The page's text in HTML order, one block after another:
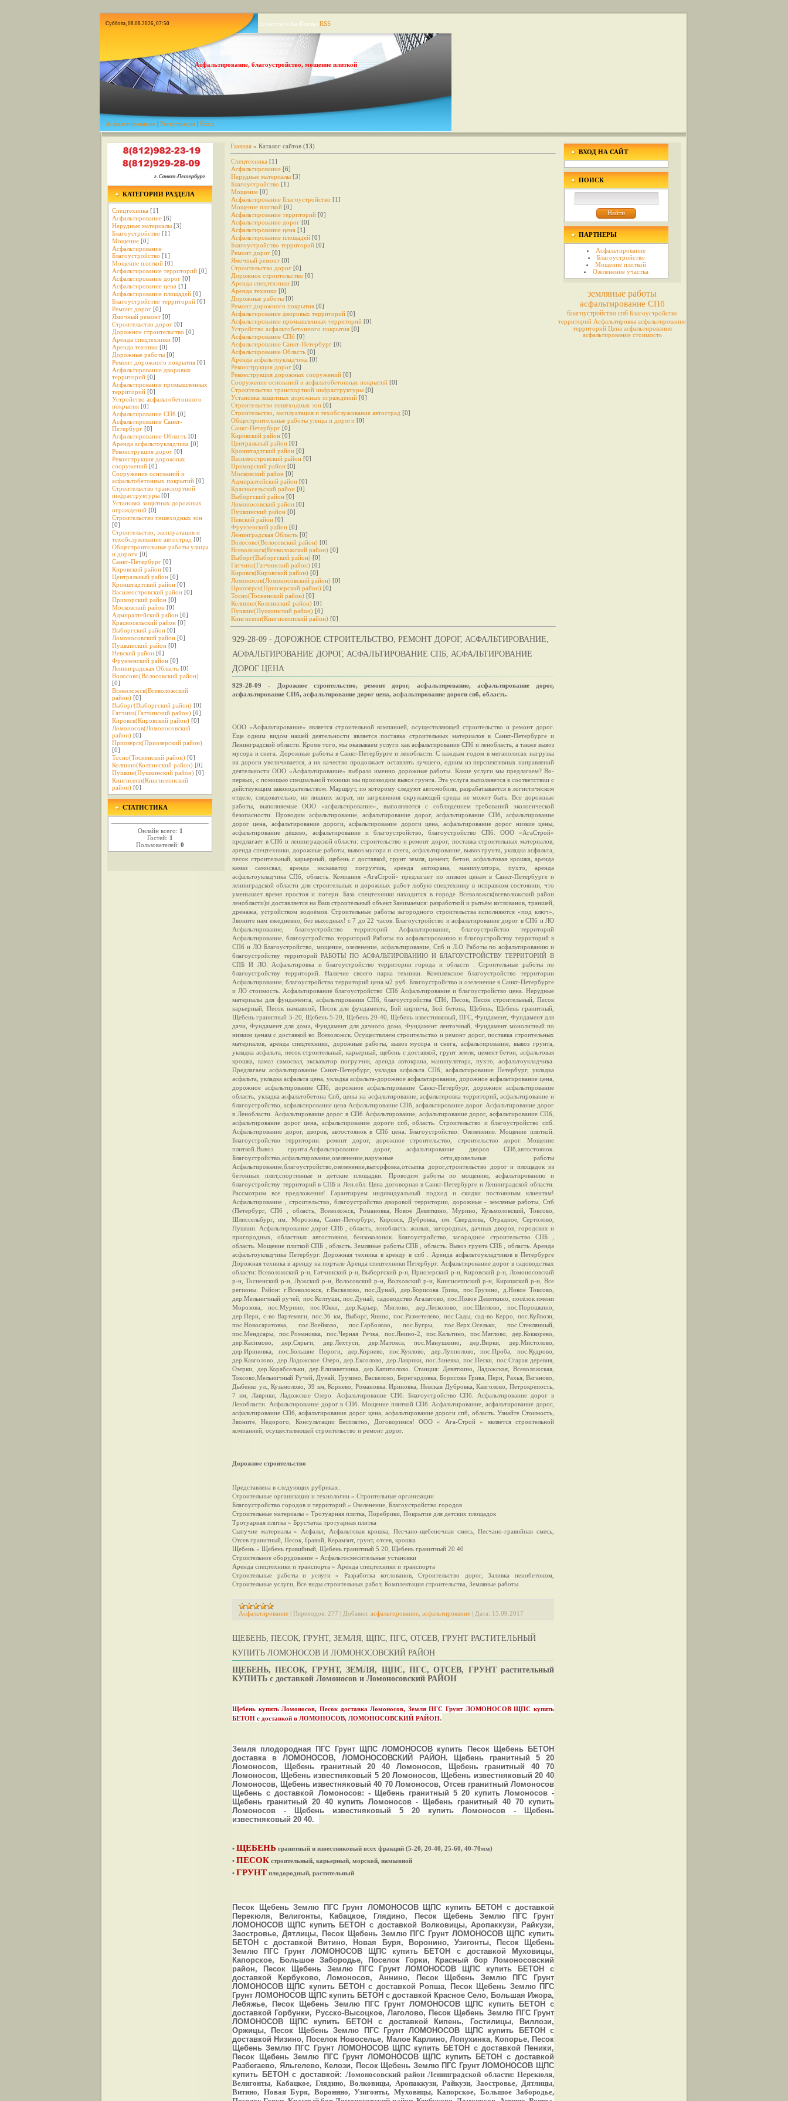
Суббота, 08.08.2026, 07:50 Приветствую Вас Гость RSS
Асфальтирование, благоустройство, мощение плиткой
Асфальтирование | Регистрация | Вход
КАТЕГОРИИ РАЗДЕЛА
Спецтехника [1]
Асфальтирование [6]
Нерудные материалы [3]
Благоустройство [1]
Мощение [0]
Асфальтирование
Благоустройство [1]
Мощение плиткой [0]
Асфальтирование территорий [0]
Асфальтирование дорог [0]
Асфальтирование цена [1]
Асфальтирование площадей [0]
Благоустройство территорий [0]
Ремонт дорог [0]
Ямочный ремонт [0]
Строительство дорог [0]
Дорожное строительство [0]
Аренда спецтехники [0]
Аренда техники [0]
Дорожные работы [0]
Ремонт дорожного покрытия [0]
Асфальтирование дворовых
территорий [0]
Асфальтирование промышленных
территорий [0]
Устройство асфальтобетонного
покрытия [0]
Асфальтирование СПб [0]
Асфальтирование Санкт-
Петербург [0]
Асфальтирование Область [0]
Аренда асфальтоукладчика [0]
Реконструкция дорог [0]
Реконструкция дорожных
сооружений [0]
Сооружение оснований и
асфальтобетонных покрытий [0]
Строительство транспортной
инфраструктуры [0]
Установка защитных дорожных
ограждений [0]
Строительство пешеходных зон
[0]
Строительство, эксплуатация и
техобслуживание автострад [0]
Общестроительные работы улицы
и дороги [0]
Санкт-Петербург [0]
Кирoвский рaйон [0]
Центральный рaйон [0]
Кронштадтский рaйон [0]
Василеостровский район [0]
Приморский рaйон [0]
Московский рaйон [0]
Адмиралтейский рaйон [0]
Красносельский рaйон [0]
Выборгский рaйон [0]
Ломоносовский рaйон [0]
Пушкинский рaйон [0]
Невский рaйон [0]
Фрунзенский рaйон [0]
Ленинградская Область [0]
Волосово(Волосовский район)
[0]
Всеволожск(Всеволожский
район) [0]
Выборг(Выборгский район) [0]
Гатчина(Гатчинский район) [0]
Кировск(Кировский район) [0]
Ломоносов(Ломоносовский
район) [0]
Приозерск(Приозерский район)
[0]
Тосно(Тосненский район) [0]
Колпино(Колпинский район) [0]
Пушкин(Пушкинский район) [0]
Кингисепп(Кингисеппский
район) [0]
СТАТИСТИКА
Онлайн всего: 1
Гостей: 1
Пользователей: 0
ВХОД НА САЙТ
ПОИСК
ПАРТНЕРЫ
Асфальтирование
Благоустройство
Мощение плиткой
Озеленение участка
Главная » Каталог сайтов (13)
Спецтехника [1]
Асфальтирование [6]
Нерудные материалы [3]
Благоустройство [1]
Мощение [0]
Асфальтирование Благоустройство [1]
Мощение плиткой [0]
Асфальтирование территорий [0]
Асфальтирование дорог [0]
Асфальтирование цена [1]
Асфальтирование площадей [0]
Благоустройство территорий [0]
Ремонт дорог [0]
Ямочный ремонт [0]
Строительство дорог [0]
Дорожное строительство [0]
Аренда спецтехники [0]
Аренда техники [0]
Дорожные работы [0]
Ремонт дорожного покрытия [0]
Асфальтирование дворовых территорий [0]
Асфальтирование промышленных территорий [0]
Устройство асфальтобетонного покрытия [0]
Асфальтирование СПб [0]
Асфальтирование Санкт-Петербург [0]
Асфальтирование Область [0]
Аренда асфальтоукладчика [0]
Реконструкция дорог [0]
Реконструкция дорожных сооружений [0]
Сооружение оснований и асфальтобетонных покрытий [0]
Строительство транспортной инфраструктуры [0]
Установка защитных дорожных ограждений [0]
Строительство пешеходных зон [0]
Строительство, эксплуатация и техобслуживание автострад [0]
Общестроительные работы улицы и дороги [0]
Санкт-Петербург [0]
Кирoвский рaйон [0]
Центральный рaйон [0]
Кронштадтский рaйон [0]
Василеостровский район [0]
Приморский рaйон [0]
Московский рaйон [0]
Адмиралтейский рaйон [0]
Красносельский рaйон [0]
Выборгский рaйон [0]
Ломоносовский рaйон [0]
Пушкинский рaйон [0]
Невский рaйон [0]
Фрунзенский рaйон [0]
Ленинградская Область [0]
Волосово(Волосовский район) [0]
Всеволожск(Всеволожский район) [0]
Выборг(Выборгский район) [0]
Гатчина(Гатчинский район) [0]
Кировск(Кировский район) [0]
Ломоносов(Ломоносовский район) [0]
Приозерск(Приозерский район) [0]
Тосно(Тосненский район) [0]
Колпино(Колпинский район) [0]
Пушкин(Пушкинский район) [0]
Кингисепп(Кингисеппский район) [0]
929-28-09 - ДОРОЖНОЕ СТРОИТЕЛЬСТВО, РЕМОНТ ДОРОГ, АСФАЛЬТИРОВАНИЕ,
АСФАЛЬТИРОВАНИЕ ДОРОГ, АСФАЛЬТИРОВАНИЕ СПБ, АСФАЛЬТИРОВАНИЕ
ДОРОГ ЦЕНА
929-28-09 - Дорожное строительство, ремонт дорог, асфальтирование, асфальтирование дорог,
асфальтирование СПб, асфальтирование дорог цена, асфальтирование дороги спб, область.
ООО «Aсфальтирование» является строительной компанией, осуществляющей строительство и ремонт дорог.
Еще одним видом нашей деятельности является поставка строительных материалов в Санкт-Петербурге и
Ленинградской области. Кроме того, мы оказываем услуги как асфальтирование СПб и ленобласть, а также вывоз
мусора и снега. Дорожные работы в Санкт-Петербурге и ленобласти. С каждым годом в мегаполисах нагрузка
на дороги увеличивается, а их качество продолжает оставлять лучшего, одним из перспективных направлений
деятельности ООО «Aсфальтирование» выбрало именно дорожные работы. Какие услуги мы предлагаем? Во-
первых, с помощью специальной техники мы производим вывоз грунта. Эта услуга выполняется в соответствии с
действующим законодательством. Маршрут, по которому следуют автомобили, разрабатывается в логистическом
отделе, следовательно, ни лишних затрат, ни загрязнения окружающей среды не может быть. Все дорожные
работы, выполняемые ООО «асфальтирование», выполняются с соблюдением требований экологической
безопасности. Проводим асфальтирование, асфальтирование дорог, асфальтирование СПб, асфальтирование
дорог цена, асфальтирование дороги, асфальтирование дороги цена, асфальтирование дорог низкие цены,
асфальтирование дёшево, асфальтирование и благоустройство, благоустройство СПб. ООО «АгаСтрой»
предлагает в СПб и ленинградской области: строительство и ремонт дорог, поставка строительных материалов,
аренда спецтехники, дорожные работы, вывоз мусора и снега, асфальтирование, вывоз грунта, укладка асфальта,
песок строительный, карьерный, щебень с доставкой, грунт земля, цемент, бетон, асфальтовая крошка, аренда
камаз самосвал, аренда экскаватор погрузчик, аренда автокрана, манипулятора, пухто, аренда
асфальтоукладчика СПб, область. Компания «АгаСтрой» предлагает по низким ценам в Санкт-Петербурге и
ленинградской области для строительных и дорожных работ любую спецтехнику в исправном состоянии, что
уменьшает время простоя и потери. База спецтехники находится в городе Всеволожск(всеволожский район
ленобласти)и доставляется на Ваш строительный объект.Занимаемся: разработкой и рытьём котлованов, траншей,
дренажа, устройством водоёмов. Строительные работы загородного строительства исполняются «под ключ»,
Звоните нам ежедневно, без выходных! с 7 до 22 часов. Благоустройство и асфальтирование дорог в СПб и ЛО
Асфальтирование, благоустройство территорий Асфальтирование, благоустройство территорий
Асфальтирование, благоустройство территорий Работы по асфальтированию и благоустройству территорий в
СПб и ЛО Благоустройство, мощение, озеленение, асфальтирование, Спб и Л.О Работы по асфальтированию и
благоустройству территорий РАБОТЫ ПО АСФАЛЬТИРОВАНИЮ И БЛАГОУСТРОЙСТВУ ТЕРРИТОРИЙ В
СПБ И ЛО. Асфальтировка и благоустройство территории города и области . Строительные работы по
благоустройству территорий. Наличие своего парка техники. Комплексное благоустройство территории
Асфальтирование, благоустройство территорий цена м2 руб. Благоустройство и озеленение в Санкт-Петербурге
и ЛО стоимость. Асфальтирование благоустройство СПб Асфальтирование и благоустройство цена. Нерудные
материалы для фундамента, асфальтирования СПб, благоустройства СПб, Песок, Песок строительный, Песок
карьерный, Песок намывной, Песок для фундамента, Бой кирпича, Бой бетона, Щебень, Щебень гранитный,
Щебень гранитный 5-20, Щебень 5-20, Щебень 20-40, Щебень известняковый, ПГС, Фундамент, Фундамент для
дачи, Фундамент для дома, Фундамент для дачного дома, Фундамент ленточный, Фундамент монолитный по
низким ценам с доставкой во Всеволожск. Осуществляем строительство и ремонт дорог, поставка строительных
материалов, аренда спецтехники, дорожные работы, вывоз мусора и снега, асфальтирование, вывоз грунта,
укладка асфальта, песок строительный, карьерный, щебень с доставкой, грунт земля, цемент бетон, асфальтовая
крошка, камаз самосвал, экскаватор погрузчик, аренда автокрана, манипулятора, пухто, асфальтоукладчика.
Предлагаем асфальтирование Санкт-Петербург, укладка асфальта СПб, асфальтирование Петербург, укладка
асфальта, укладка асфальта цена, укладка асфальта-дорожное асфальтирование, дорожное асфальтирование цена,
дорожное асфальтирование СПб, дорожное асфальтирование Санкт-Петербург, дорожное асфальтирование
область, укладка асфальтобетона Спб, цены на асфальтирование, асфальтировка территорий, асфальтирование и
благоустройство, асфальтирование цена Асфальтирование СПб, асфальтирование дорог. Асфальтирование дорог
в Ленобласти. Асфальтирование дорог в СПб Асфальтирование, асфальтирование дорог, асфальтирование СПб,
асфальтирование дорог цена, асфальтирование дороги спб, область. Строительство и благоустройство спб.
Асфальтирование дорог, дворов, автостоянок в СПб цена. Благоустройство. Озеленение. Мощение плиткой.
Благоустройство территории. ремонт дорог, дорожное строительство, строительство дорог. Мощение
плиткой.Вывоз грунта.Асфальтирование дорог, асфальтирование дворов СПб,автостоянок.
Благоустройство,асфальтирование,озеленение,наружные сети,кровельные работы
Асфальтирование,благоустройство,озеленение,выторфовка,отсыпка дорог,строительство дорог и площадок из
бетонных плит,спортивные и детские площадки. Проводим работы по мощению, асфальтированию и
благоустройству территорий в СПБ и Лен.обл. Цена договорная в Санкт-Петербурге и Ленинградской области.
Рассмотрим все предложения! Гарантируем индивидуальный подход и скидки постоянным клиентам!
Асфальтирование , строительство, благоустройство дворовой территории, дорожные - земляные работы, Спб
(Петербург, СПб , область, Всеволожск, Романовка, Новое Девяткино, Мурино, Кузьмоловский, Токсово,
Шлиссельбург, им. Морозова, Санкт-Петербург, Кировск, Дубровка, им. Свердлова, Отрадное, Сертолово,
Пушкин. Асфальтирование дорог СПБ , область, ленобласть: жилых, загородных, дачных дворов, городских и
пригородных, областных автостоянок, бензоколонок. Благоустройство, загородное строительство СПБ ,
область. Мощение плиткой СПБ , область. Земляные работы СПБ , область. Вывоз грунта СПБ , область. Аренда
асфальтоукладчика Петербург. Дорожная техника в аренду в спб . Аренда асфальтоукладчиков в Петербурге
Дорожная техника в аренду на портале Аренда спецтехники Петербург. Асфальтирование дорог в садоводствах
области: Всеволожский р-н, Гатчинский р-н, Выборгский р-н, Приозерский р-н, Кировский р-н, Ломоносовский
р-н, Тосненский р-н, Лужский р-н, Волосовский р-н, Волховский р-н, Кингисеппский р-н, Киришский р-н, Все
регионы. Район: г.Всеволожск, г.Васкелово, пос.Дунай, дер.Борисова Грива, пос.Грузино, д.Новое Токсово,
дер.Мельничный ручей, пос.Колтуши, пос.Дунай, садоводство Агалатово, пос.Новое Девяткино, посёлок имени
Морозова, пос.Мурино, пос.Юкки, дер.Карьер, Мяглово, дер.Лесколово, пос.Щеглово, пос.Порошкино,
дер.Пери, с-во Вартемяги, пос.36 км, Выборг, Янино, пос.Разметелево, пос.Сады, сад-во Керро, пос.Куйвози,
пос.Новосаратовка, пос.Воейково, пос.Гарболово, пос.Бугры, пос.Верх.Осельки, пос.Стеклянный,
пос.Мендсары, пос.Романовка, пос.Черная Речка, пос.Янино-2, пос.Кальтино, пос.Мяглово, дер.Коккорево,
дер.Касимово, дер.Сярьги, дер.Лехтуси, дер.Матокса, пос.Манушкино, дер.Вирки, дер.Мистолово,
дер.Ириновка, пос.Большие Пороги, дер.Корнево, пос.Куялово, дер.Лупполово, пос.Проба, пос.Кудрово,
дер.Кавголово, дер.Ладожское Озеро, дер.Ексолово, дер.Лаврики, пос.Заневка, пос.Пески, пoc.Старая деревня,
Озерки, дер.Корабсельки, дер.Елизаветинка, дер.Капитолово. Станция: Девяткино, Ладожская, Всеволожская,
Токсово,Мельничный Ручей, Дунай, Грузино, Васкелово, Бернгардовка, Борисова Грива, Пери, Рахья, Ваганово,
Дыбенко ул., Кузьмолово, 39 км, Корнево, Романовка. Ириновка, Невская Дубровка, Кавголово, Петрокрепость,
7 км, Лаврики, Ладожское Озеро. Асфальтирование СПб. Благоустройство СПб. Асфальтирование дорог в
Ленобласти. Асфальтирование дорог в СПб. Мощение плиткой СПб. Асфальтирование, асфальтирование дорог,
асфальтирование СПб, асфальтирование дорог цена, асфальтирование дороги спб, область. Узнайте Стоимость,
Звоните, Недорого, Консультации Бесплатно, Договоримся! ООО « Ага-Строй » является строительной
компанией, осуществляющей строительство и ремонт дорог.
Дорожное строительство
Представлена в следующих рубриках:
Строительные организации и технологии » Строительные организации
Благоустройство городов и территорий » Озеленение, Благоустройство городов
Строительные материалы » Тротуарная плитка, Поребрики, Покрытие для детских площадок
Тротуарная плитка » Брусчатка тротуарная плитка
Сыпучие материалы » Асфальт, Асфальтовая крошка, Песчано-щебеночная смесь, Песчано-гравийная смесь,
Отсев гранитный, Песок, Гравий, Керамзит, грунт, отсев, крошка
Щебень » Щебень гравийный, Щебень гранитный 5 20, Щебень гранитный 20 40
Строительное оборудование » Асфальтосмесительные установки
Аренда спецтехники и транспорта » Аренда спецтехники и транспорта
Строительные работы и услуги » Разработка котлованов, Строительство дорог, Заливка пенобетоном,
Строительные услуги, Все виды строительных работ, Комплектация строительства, Земляные работы
Асфальтирование Переходов: 277 Добавил: асфальтирование, асфальтирование Дата: 15.09.2017
ЩЕБЕНЬ, ПЕСОК, ГРУНТ, ЗЕМЛЯ, ЩПС, ПГС, ОТСЕВ, ГРУНТ РАСТИТЕЛЬНЫЙ
КУПИТЬ ЛОМОНОСОВ И ЛОМОНОСОВСКИЙ РАЙОН
ЩЕБЕНЬ, ПЕСОК, ГРУНТ, ЗЕМЛЯ, ЩПС, ПГС, ОТСЕВ, ГРУНТ растительный
КУПИТЬ с доставкой Ломоносов и Ломоносовский РАЙОН
Щебень купить Ломоносов, Песок доставка Ломоносов, Земля ПГС Грунт ЛОМОНОСОВ ЩПС купить
БЕТОН с доставкой в ЛОМОНОСОВ, ЛОМОНОСОВСКИЙ РАЙОН.
Земля плодородная ПГС Грунт ЩПС ЛОМОНОСОВ купить Песок Щебень БЕТОН
доставка в ЛОМОНОСОВ, ЛОМОНОСОВСКИЙ РАЙОН. Щебень гранитный 5 20
Ломоносов, Щебень гранитный 20 40 Ломоносов, Щебень гранитный 40 70
Ломоносов, Щебень известняковый 5 20 Ломоносов, Щебень известняковый 20 40
Ломоносов, Щебень известняковый 40 70 Ломоносов, Отсев гранитный Ломоносов
Щебень с доставкой Ломоносов: - Щебень гранитный 5 20 купить Ломоносов -
Щебень гранитный 20 40 купить Ломоносов - Щебень гранитный 40 70 купить
Ломоносов - Щебень известняковый 5 20 купить Ломоносов - Щебень
известняковый 20 40.
• ЩЕБЕНЬ гранитный и известняковый всех фракций (5-20, 20-40, 25-60, 40-70мм)
• ПЕСОК строительный, карьерный, морской, намывной
• ГРУНТ плодородный, растительный
Песок Щебень Землю ПГС Грунт ЛОМОНОСОВ ЩПС купить БЕТОН с доставкой
Перекюля, Велигонты, Кабацкое, Глядино, Песок Щебень Землю ПГС Грунт
ЛОМОНОСОВ ЩПС купить БЕТОН с доставкой Волковицы, Аропаккузи, Райкузи,
Заостровье, Дятлицы, Песок Щебень Землю ПГС Грунт ЛОМОНОСОВ ЩПС купить
БЕТОН с доставкой Витино, Новая Буря, Воронино, Узигонты, Песок Щебень
Землю ПГС Грунт ЛОМОНОСОВ ЩПС купить БЕТОН с доставкой Муховицы,
Капорское, Большое Забородье, Поселок Горки, Красный бор Ломоносовский
район, Песок Щебень Землю ПГС Грунт ЛОМОНОСОВ ЩПС купить БЕТОН с
доставкой Кербуково, Ломоносов, Аннино, Песок Щебень Землю ПГС Грунт
ЛОМОНОСОВ ЩПС купить БЕТОН с доставкой Ропша, Песок Щебень Землю ПГС
Грунт ЛОМОНОСОВ ЩПС купить БЕТОН с доставкой Красное Село, Большая Ижора,
Лебяжье, Песок Щебень Землю ПГС Грунт ЛОМОНОСОВ ЩПС купить БЕТОН с
доставкой Горбунки, Русско-Высоцкое, Лаголово, Песок Щебень Землю ПГС Грунт
ЛОМОНОСОВ ЩПС купить БЕТОН с доставкой Кипень, Гостилицы, Виллози,
Оржицы, Песок Щебень Землю ПГС Грунт ЛОМОНОСОВ ЩПС купить БЕТОН с
доставкой Низино, Поселок Новоселье, Малое Карлино, Лопухинка, Копорье, Песок
Щебень Землю ПГС Грунт ЛОМОНОСОВ ЩПС купить БЕТОН с доставкой Пеники,
Песок Щебень Землю ПГС Грунт ЛОМОНОСОВ ЩПС купить БЕТОН с доставкой
Разбегаево, Яльгелево, Келози, Песок Щебень Землю ПГС Грунт ЛОМОНОСОВ ЩПС
купить БЕТОН с доставкой: Ломоносовский район Ленинградской области: Перекюля,
Велигонты, Кабацкое, Глядино, Волковицы, Аропаккузи, Райкузи, Заостровье, Дятлицы,
Витино, Новая Буря, Воронино, Узигонты, Муховицы, Капорское, Большое Забородье,
земляные работы
асфальтирование СПб
благоустройство спб Благоустройство
территорий Асфальтировка асфальтирование
территорий Цена асфальтирования
асфальтирование стоимость